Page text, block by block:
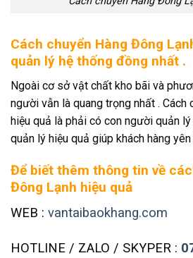
Cách chuyển Hàng Đông
quản lý hệ thống đồng nhất .
Ngoài cơ sở vật chất kho bãi và
người vẫn là quang trọng nhất . Cách
hiệu quả là phải có con người quản
quản lý hiệu quả giúp khách hàng
Để biết thêm thông tin về
Đông Lạnh hiệu quả
WEB : vantaibaokhang.com
HOTLINE / ZALO / SKYPER :